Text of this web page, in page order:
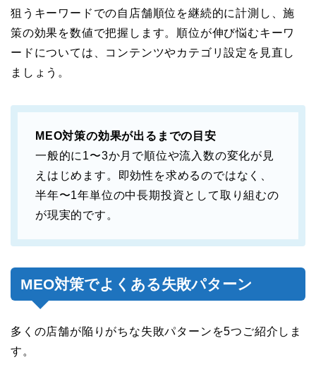
狙うキーワードでの自店舗順位を継続的に計測し、施
策の効果を数値で把握します。順位が伸び悩むキーワ
ードについては、コンテンツやカテゴリ設定を見直し
ましょう。
MEO対策の効果が出るまでの目安
一般的に1〜3か月で順位や流入数の変化が見
えはじめます。即効性を求めるのではなく、
半年〜1年単位の中長期投資として取り組むの
が現実的です。
MEO対策でよくある失敗パターン
多くの店舗が陥りがちな失敗パターンを5つご紹介しま
す。